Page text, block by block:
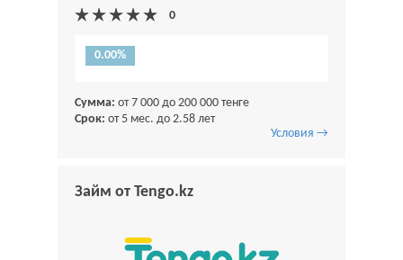
0.00%
Сумма: от 7 000 до 200 000 тенге
Срок: от 5 мес. до 2.58 лет
Условия →
Займ от Tengo.kz